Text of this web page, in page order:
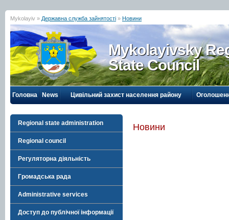
Mykolayiv » Державна служба зайнятості » Новини
Mykolayivsky
State Council
Головна News Цивільний захист населення району
Regional state administration
Regional council
Регуляторна діяльність
Громадська рада
Administrative services
Доступ до публічної інформації
Новини